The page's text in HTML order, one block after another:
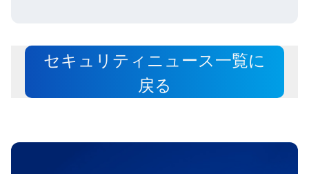
セキュリティニュース一覧に
戻る